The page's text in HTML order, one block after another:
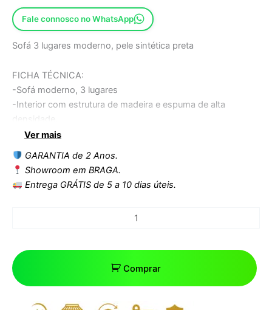
Fale connosco no WhatsApp
Sofá 3 lugares moderno, pele sintética preta
FICHA TÉCNICA:
-Sofá moderno, 3 lugares
-Interior com estrutura de madeira e espuma de alta
densidade.
-Pernas metálicas com acabamento dourado
-Estofo em pele sintética preta
-Almofadas decorativas incluídas
-Outras cores disponíveis
Altura: 71 cms
Embalagem:
UNIDADES: 1
Ver mais
GARANTIA de 2 Anos.
Showroom em BRAGA.
Entrega GRÁTIS de 5 a 10 dias úteis.
Comprar